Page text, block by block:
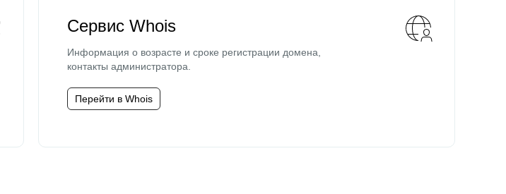
Сервис Whois
Информация о возрасте и сроке регистрации домена,
контакты администратора.
Перейти в Whois